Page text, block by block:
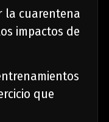
la cuarentena
impactos de
que